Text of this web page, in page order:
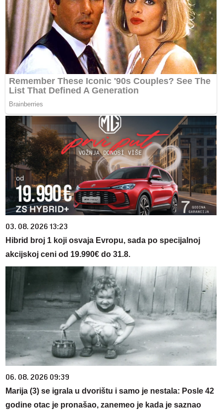
03. 08. 2026 13:23
Hibrid broj 1 koji osvaja Evropu, sada po specijalnoj
akcijskoj ceni od 19.990€ do 31.8.
06. 08. 2026 09:39
Marija (3) se igrala u dvorištu i samo je nestala: Posle 42
godine otac je pronašao, zanemeo je kada je saznao